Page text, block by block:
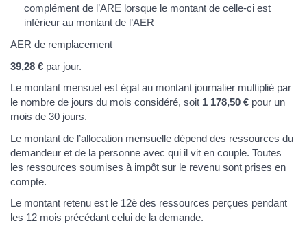
complément de l’ARE lorsque le montant de celle-ci est
inférieur au montant de l’AER
AER de remplacement
39,28 € par jour.
Le montant mensuel est égal au montant journalier multiplié par
le nombre de jours du mois considéré, soit 1 178,50 € pour un
mois de 30 jours.
Le montant de l’allocation mensuelle dépend des ressources du
demandeur et de la personne avec qui il vit en couple. Toutes
les ressources soumises à impôt sur le revenu sont prises en
compte.
Le montant retenu est le 12è des ressources perçues pendant
les 12 mois précédant celui de la demande.